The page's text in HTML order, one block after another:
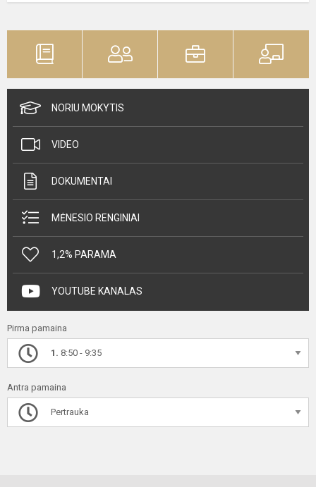
NORIU MOKYTIS
VIDEO
DOKUMENTAI
MĖNESIO RENGINIAI
1,2% PARAMA
YOUTUBE KANALAS
Pirma pamaina
1. 8:50 - 9:35
Antra pamaina
Pertrauka